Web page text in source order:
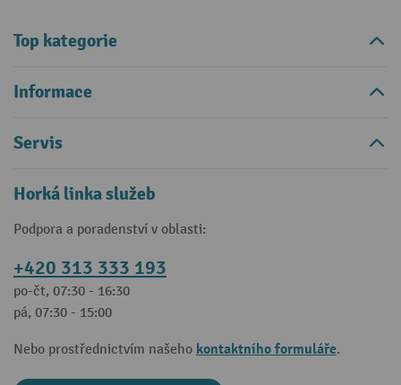
Top kategorie
Informace
Servis
Horká linka služeb
Podpora a poradenství v oblasti:
+420 313 333 193
po-čt, 07:30 - 16:30
pá, 07:30 - 15:00
Nebo prostřednictvím našeho kontaktního formuláře.